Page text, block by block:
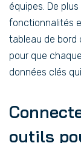
équipes. De
fonctionnalités
tableau de bord
pour que
données clés
outils